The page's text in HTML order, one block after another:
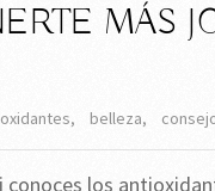
MÁS
, belleza,
los